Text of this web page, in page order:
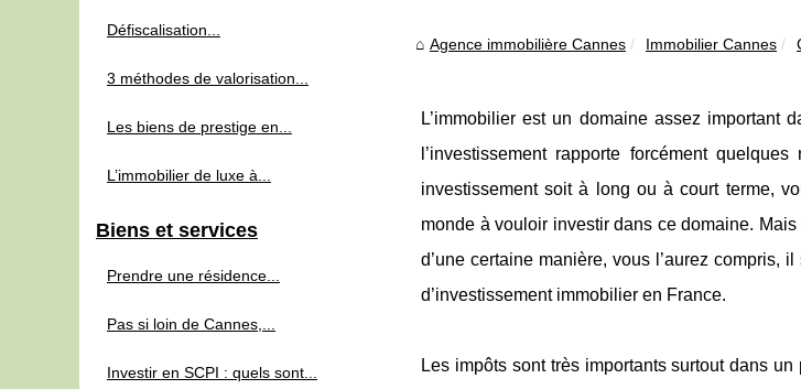
Agence immobilière Cannes Immobilier Cannes
L’immobilier est un domaine assez important
l’investissement rapporte forcément
investissement soit à long ou à court terme,
monde à vouloir investir dans ce domaine.
d’une certaine manière, vous l’aurez compris,
d’investissement immobilier en France.
Les impôts sont très importants surtout dans
Défiscalisation...
3 méthodes de valorisation...
Les biens de prestige en...
L’immobilier de luxe à...
Biens et services
Prendre une résidence...
Pas si loin de Cannes,...
Investir en SCPI : quels sont...